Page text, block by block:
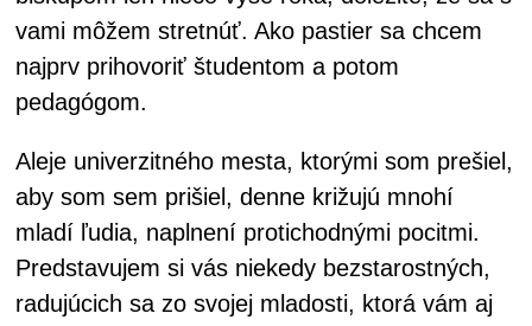
vami môžem stretnúť. Ako pastier sa chcem
najprv prihovoriť študentom a potom
pedagógom.
Aleje univerzitného mesta, ktorými som prešiel,
aby som sem prišiel, denne križujú mnohí
mladí ľudia, naplnení protichodnými pocitmi.
Predstavujem si vás niekedy bezstarostných,
radujúcich sa zo svojej mladosti, ktorá vám aj